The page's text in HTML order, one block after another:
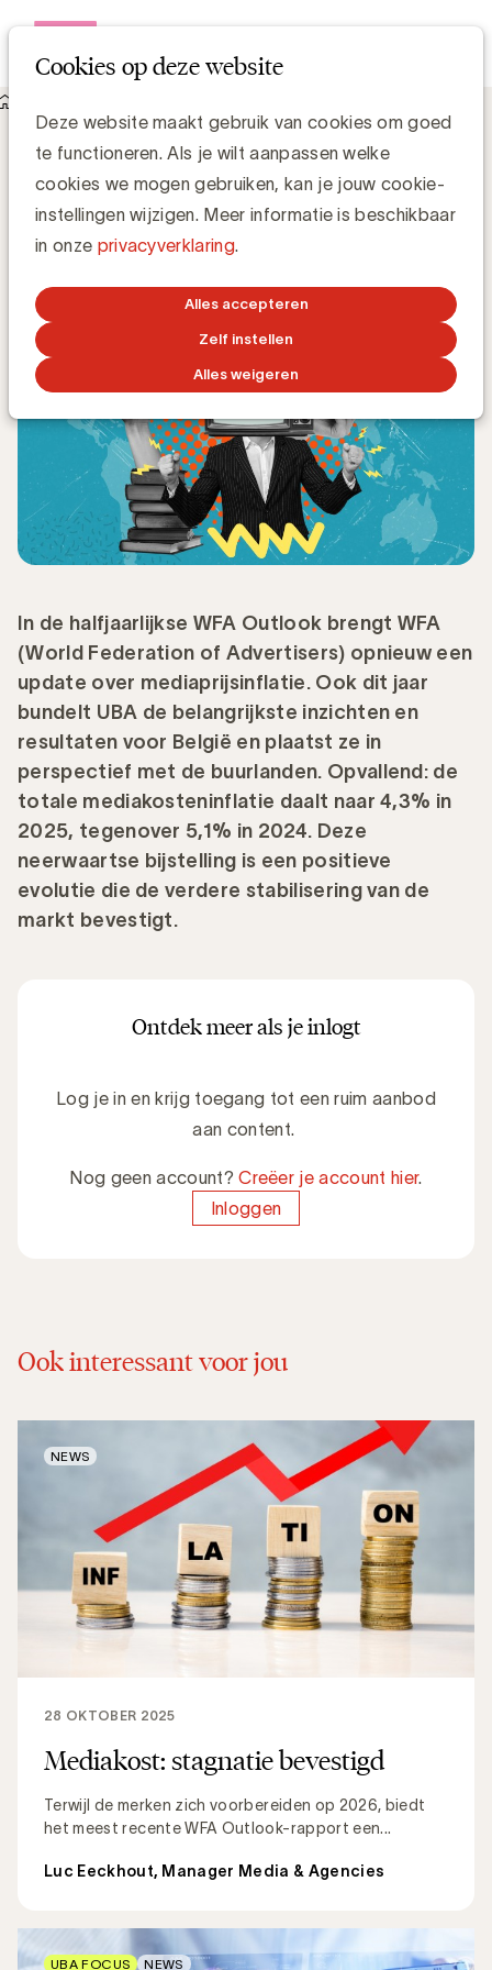
Cookies op deze website
Deze website maakt gebruik van cookies om goed
te functioneren. Als je wilt aanpassen welke
cookies we mogen gebruiken, kan je jouw cookie-
instellingen wijzigen. Meer informatie is beschikbaar
in onze privacyverklaring.
Alles accepteren
Zelf instellen
Alles weigeren
Mediainflatie koelt af in België
Luc Eeckhout, Manager Media & Agencies
21 APRIL 2026
In de halfjaarlijkse WFA Outlook brengt WFA
(World Federation of Advertisers) opnieuw een
update over mediaprijsinflatie. Ook dit jaar
bundelt UBA de belangrijkste inzichten en
resultaten voor België en plaatst ze in
perspectief met de buurlanden. Opvallend: de
totale mediakosteninflatie daalt naar 4,3% in
2025, tegenover 5,1% in 2024. Deze
neerwaartse bijstelling is een positieve
evolutie die de verdere stabilisering van de
markt bevestigt.
Ontdek meer als je inlogt
Log je in en krijg toegang tot een ruim aanbod
aan content.
Nog geen account?Creëer je account hier.
Inloggen
Ook interessant voor jou
Mediakost: stagnatie bevestigd
Terwijl de merken zich voorbereiden op 2026, biedt
het meest recente WFA Outlook-rapport een...
28 OKTOBER 2025
Luc Eeckhout, Manager Media & Agencies
NEWS
UBA FOCUS NEWS